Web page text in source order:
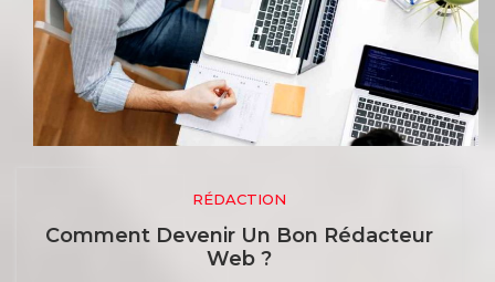
RÉDACTION
Comment Devenir Un Bon Rédacteur
Web ?Comment